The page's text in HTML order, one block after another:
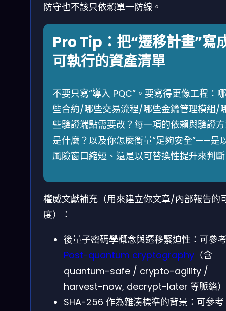
防守也不該只依賴單一防線。
Pro Tip：把“遷移計畫”寫
可執行的資產清單
不要只寫“導入 PQC”。要寫得更像工程：哪
些合約/哪些交易流程/哪些金鑰管理模組/
些驗證端點需要改？每一項的依賴與驗證
是什麼？以及你怎麼衡量“足夠安全”——是
風險窗口縮短、還是以可替換性提升來判
權威文獻補充（用來建立你文章/內部報告的
度）：
後量子密碼學概念與遷移緊迫性：可參
Post-quantum cryptography （含
quantum-safe / crypto-agility /
harvest-now, decrypt-later 等脈絡
SHA-256 作為雜湊標準的背景：可參考